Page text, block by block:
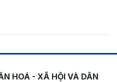
HOÁ - XÃ HỘI VÀ DÂN